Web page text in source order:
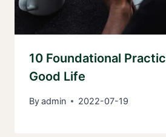
10 Foundational
Good Life
Byadmin 2022-07-19